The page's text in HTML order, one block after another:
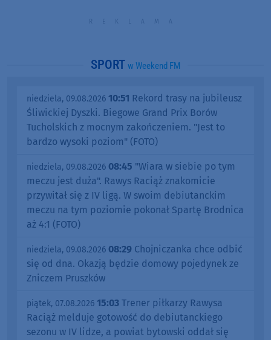
SPORT w Weekend FM
niedziela, 09.08.2026 10:51 Rekord trasy na jubileusz
Śliwickiej Dyszki. Biegowe Grand Prix Borów
Tucholskich z mocnym zakończeniem. "Jest to
bardzo wysoki poziom" (FOTO)
niedziela, 09.08.2026 08:45 "Wiara w siebie po tym
meczu jest duża". Rawys Raciąż znakomicie
przywitał się z IV ligą. W swoim debiutanckim
meczu na tym poziomie pokonał Spartę Brodnica
aż 4:1 (FOTO)
niedziela, 09.08.2026 08:29 Chojniczanka chce odbić
się od dna. Okazją będzie domowy pojedynek ze
Zniczem Pruszków
piątek, 07.08.2026 15:03 Trener piłkarzy Rawysa
Raciąż melduje gotowość do debiutanckiego
sezonu w IV lidze, a powiat bytowski oddał się